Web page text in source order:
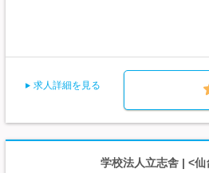
求人詳細を見る
学校法人立志舎 | <